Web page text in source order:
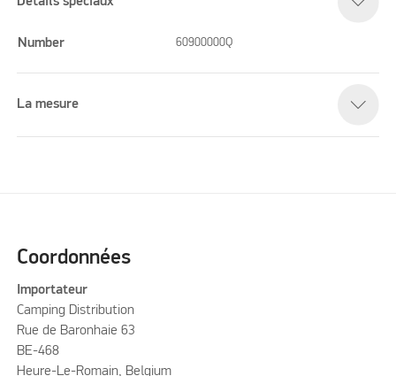
Number 60900000Q
La mesure
Coordonnées
Importateur
Camping Distribution
Rue de Baronhaie 63
BE-468
Heure-Le-Romain, Belgium